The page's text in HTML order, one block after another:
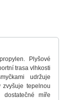
Plyšové
trasa vlhkosti
udržuje
zvyšuje tepelnou
míře